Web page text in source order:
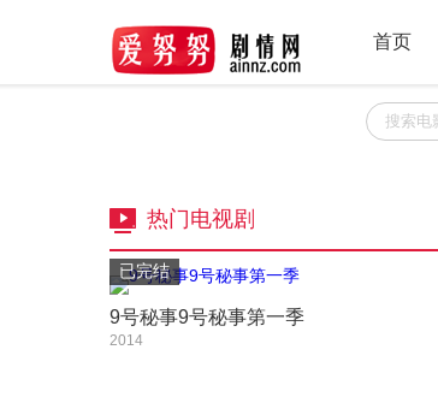
首页
热门电视剧
已完结
9号秘事9号秘事第一季
2014